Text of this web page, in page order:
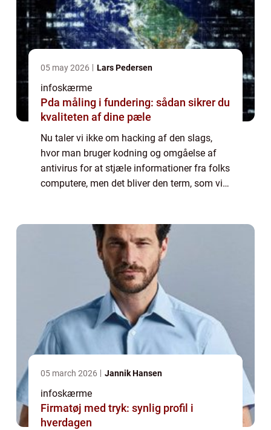
05 may 2026 Lars Pedersen
infoskærme
Pda måling i fundering: sådan sikrer du
kvaliteten af dine pæle
Nu taler vi ikke om hacking af den slags,
hvor man bruger kodning og omgåelse af
antivirus for at stjæle informationer fra folks
computere, men det bliver den term, som vi
05 march 2026 Jannik Hansen
infoskærme
Firmatøj med tryk: synlig profil i
hverdagen